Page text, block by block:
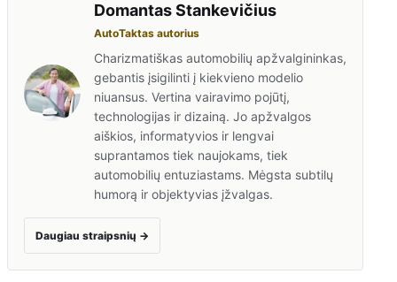
Domantas Stankevičius
AutoTaktas autorius
Charizmatiškas automobilių apžvalgininkas,
gebantis įsigilinti į kiekvieno modelio
niuansus. Vertina vairavimo pojūtį,
technologijas ir dizainą. Jo apžvalgos
aiškios, informatyvios ir lengvai
suprantamos tiek naujokams, tiek
automobilių entuziastams. Mėgsta subtilų
humorą ir objektyvias įžvalgas.
Daugiau straipsnių →